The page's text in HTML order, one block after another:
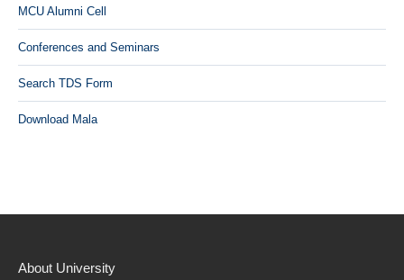
MCU Alumni Cell
Conferences and Seminars
Search TDS Form
Download Mala
About University